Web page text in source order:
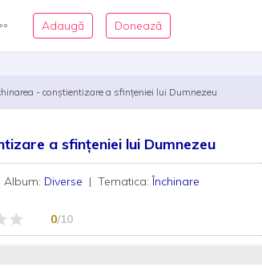
Adaugă Donează
- conştientizare a sfințeniei lui Dumnezeu
a sfințeniei lui Dumnezeu
Album: Diverse | Tematica:Închinare
0/10